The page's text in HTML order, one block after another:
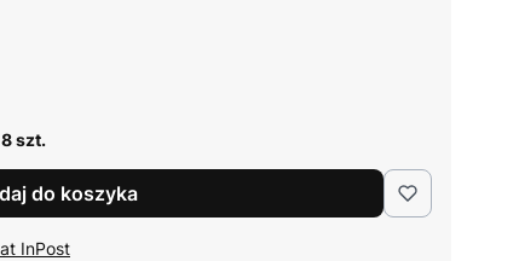
szt.
do koszyka
InPost